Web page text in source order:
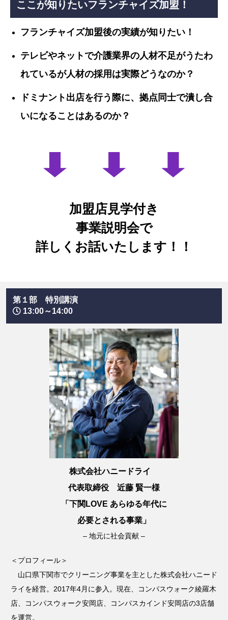
ここが知りたいフランチャイズ加盟！
フランチャイズ加盟後の実績が知りたい！
テレビやネットで介護業界の人材不足がうたわ
れているが人材の採用は実際どうなのか？
ドミナント出店を行う際に、拠点同士で潰し合
いになることはあるのか？
加盟店見学付き
事業説明会で
詳しくお話いたします！！
第１部 特別講演
13:00～14:00
株式会社ハニードライ
代表取締役 近藤 賢一様
「下関LOVE あらゆる年代に
必要とされる事業」
– 地元に社会貢献 –
＜プロフィール＞
山口県下関市でクリーニング事業を主とした株式会社ハニード
ライを経営。2017年4月に参入。現在、コンパスウォーク綾羅木
店、コンパスウォーク安岡店、コンパスカインド安岡店の3店舗
を運営。